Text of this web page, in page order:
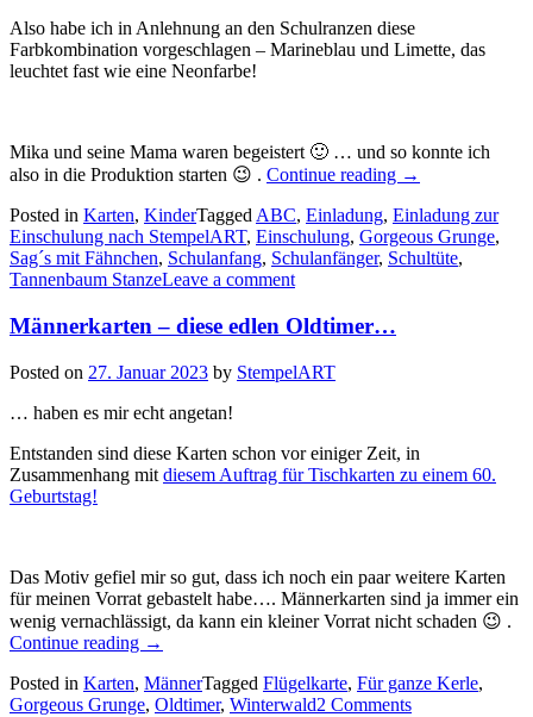
Also habe ich in Anlehnung an den Schulranzen diese
Farbkombination vorgeschlagen – Marineblau und Limette, das
leuchtet fast wie eine Neonfarbe!
Mika und seine Mama waren begeistert 🙂 … und so konnte ich
also in die Produktion starten 😉 . Continue reading
„ABC
ein
paar
Karten
→
Posted in Karten, KinderTagged ABC, Einladung, Einladung zur
Einschulung nach StempelART, Einschulung, Gorgeous Grunge,
Sag´s mit Fähnchen, Schulanfang, Schulanfänger, Schultüte,
Tannenbaum StanzeLeave a comment
Männerkarten – diese edlen Oldtimer…
Posted on 27. Januar 2023 by StempelART
… haben es mir echt angetan!
Entstanden sind diese Karten schon vor einiger Zeit, in
Zusammenhang mit diesem Auftrag für Tischkarten zu einem 60.
Geburtstag!
Das Motiv gefiel mir so gut, dass ich noch ein paar weitere Karten
für meinen Vorrat gebastelt habe…. Männerkarten sind ja immer ein
wenig vernachlässigt, da kann ein kleiner Vorrat nicht schaden 😉 .
Continue reading „Männerkarten
diese
edlen
→
Posted in Karten, MännerTagged Flügelkarte, Für ganze Kerle,
Gorgeous Grunge, Oldtimer, Winterwald2 Comments